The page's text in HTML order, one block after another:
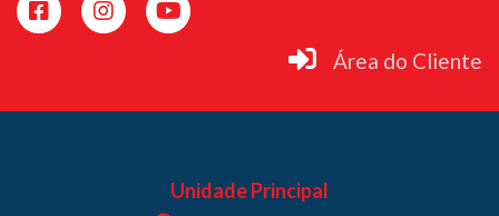
Área do Cliente
Unidade Principal